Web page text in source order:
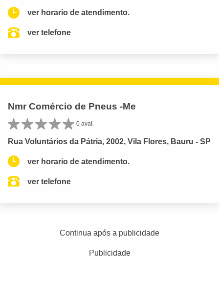
ver horario de atendimento.
ver telefone
Nmr Comércio de Pneus -Me
0 aval.
Rua Voluntários da Pátria, 2002, Vila Flores, Bauru - SP
ver horario de atendimento.
ver telefone
Continua após a publicidade
Publicidade